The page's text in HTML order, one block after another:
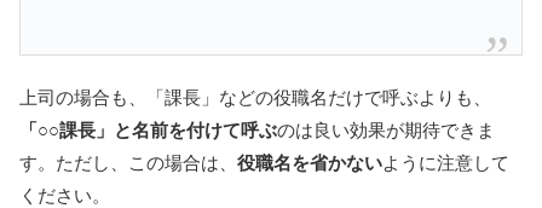
上司の場合も、「課長」などの役職名だけで呼ぶよりも、
「○○課長」と名前を付けて呼ぶのは良い効果が期待できま
す。ただし、この場合は、 役職名を省かないように注意して
ください。